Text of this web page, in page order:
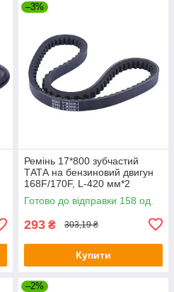
–3%
Ремінь 17*800 зубчастий
ТАТА на бензиновий двигун
168F/170F, L-420 мм*2
Готово до відправки 158 од.
293 ₴ 303,19 ₴
Купити
–2%